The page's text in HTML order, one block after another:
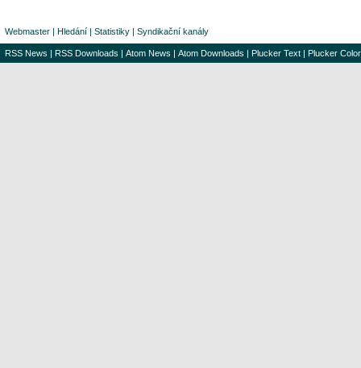
Webmaster | Hledání | Statistiky | Syndikační kanály
RSS News | RSS Downloads | Atom News | Atom Downloads | Plucker Text | Plucker Color